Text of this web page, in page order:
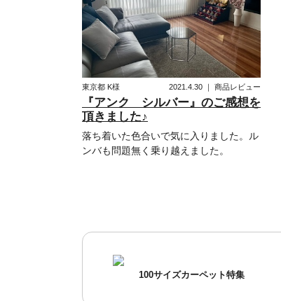
東京都 K様 2021.4.30 商品レビュー
『アンク シルバー』のご感想を
頂きました♪
落ち着いた色合いで気に入りました。ル
ンバも問題無く乗り越えました。
100サイズカーペット特集